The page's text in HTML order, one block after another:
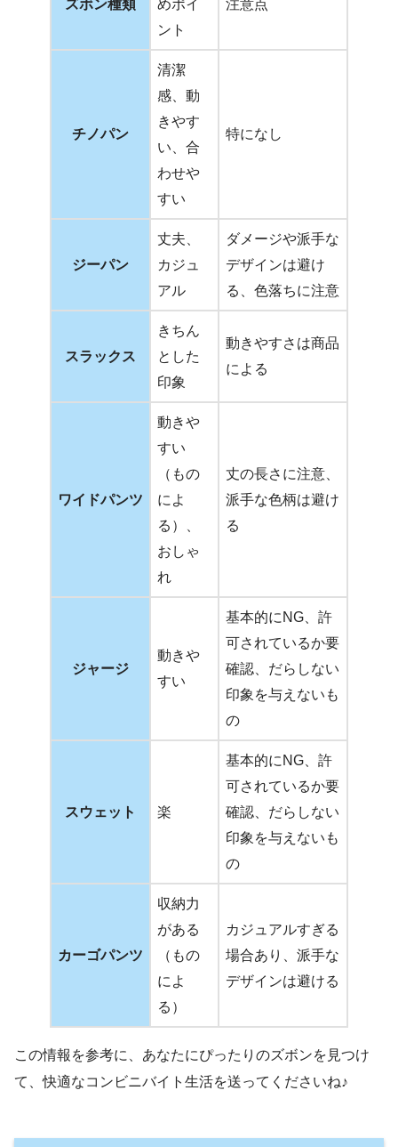
ズボン種類
めポイ
ント
注意点
チノパン
清潔
感、動
きやす
い、合
わせや
すい
特になし
ジーパン
丈夫、
カジュ
アル
ダメージや派手な
デザインは避け
る、色落ちに注意
スラックス
きちん
とした
印象
動きやすさは商品
による
ワイドパンツ
動きや
すい
（もの
によ
る）、
おしゃ
れ
丈の長さに注意、
派手な色柄は避け
る
ジャージ
動きや
すい
基本的にNG、許
可されているか要
確認、だらしない
印象を与えないも
の
スウェット 楽
基本的にNG、許
可されているか要
確認、だらしない
印象を与えないも
の
カーゴパンツ
収納力
がある
（もの
によ
る）
カジュアルすぎる
場合あり、派手な
デザインは避ける
この情報を参考に、あなたにぴったりのズボンを見つけ
て、快適なコンビニバイト生活を送ってくださいね♪